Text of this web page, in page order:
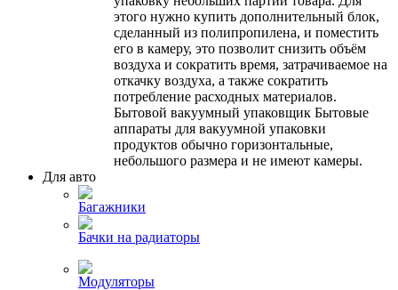
этого нужно купить дополнительный блок,
сделанный из полипропилена, и поместить
его в камеру, это позволит снизить объём
воздуха и сократить время, затрачиваемое на
откачку воздуха, а также сократить
потребление расходных материалов.
Бытовой вакуумный упаковщик Бытовые
аппараты для вакуумной упаковки
продуктов обычно горизонтальные,
небольшого размера и не имеют камеры.
Для авто
Багажники
Бачки на радиаторы
Модуляторы